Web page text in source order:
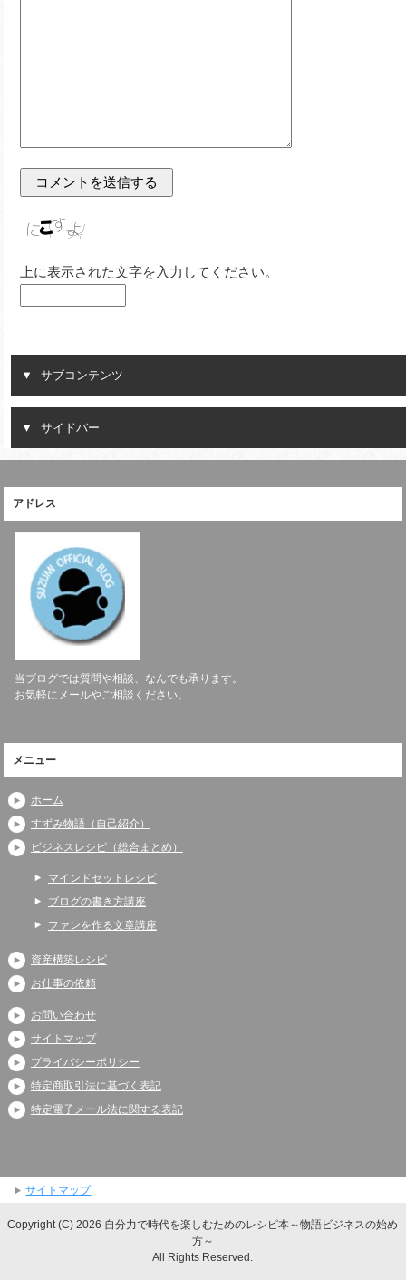
上に表示された文字を入力してください。
サブコンテンツ
サイドバー
アドレス
当ブログでは質問や相談、なんでも承ります。
お気軽にメールやご相談ください。
メニュー
ホーム
すずみ物語（自己紹介）
ビジネスレシピ（総合まとめ）
マインドセットレシピ
ブログの書き方講座
ファンを作る文章講座
資産構築レシピ
お仕事の依頼
お問い合わせ
サイトマップ
プライバシーポリシー
特定商取引法に基づく表記
特定電子メール法に関する表記
サイトマップ
Copyright (C) 2026 自分力で時代を楽しむためのレシピ本～物語ビジネスの始め
方～
All Rights Reserved.